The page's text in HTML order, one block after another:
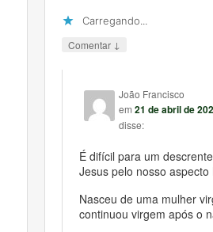
Carregando...
Comentar ↓
João Francisco
em21 de abril de
disse:
É difícil para um
Jesus pelo nosso aspecto
Nasceu de uma mulher
continuou virgem após o